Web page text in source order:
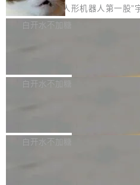
agent 有本质区别。大多数 agent
计是基于早期模型的能力—...
细致的一份规则。 政策的核心只有
可以用来分析、提炼、审阅、建议
不得生成涉及安全性的关键变更，
ek 获配 93.3 万股，锁定 36 个
8月6日晚间，“人形机器人第一股”
有限公司披露IPO发行价格及战略
36个月。 公告显示，本次宇树科技
员工参与设立的专项资产管理计划
白开水不加糖
Bug fixes and enhancements 修
一个回归问题，该问题导致拉取镜
白开水不加糖
e 孵化器项目管理委员会（IPMC）
白开水不加糖